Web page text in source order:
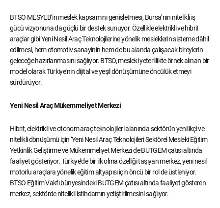
BTSO MESYEB’in meslek kapsamını genişletmesi, Bursa’nın nitelikli iş
gücü vizyonuna da güçlü bir destek sunuyor. Özellikle elektrikli ve hibrit
araçlar gibi Yeni Nesil Araç Teknolojilerine yönelik mesleklerin sisteme dâhil
edilmesi, hem otomotiv sanayinin hem de bu alanda çalışacak bireylerin
geleceğe hazırlanmasını sağlıyor. BTSO, mesleki yeterlilikte örnek alınan bir
model olarak Türkiye’nin dijital ve yeşil dönüşümüne öncülük etmeyi
sürdürüyor.
Yeni Nesil Araç Mükemmeliyet Merkezi
Hibrit, elektrikli ve otonom araç teknolojileri alanında sektörün yenilikçi ve
nitelikli dönüşümü için ‘Yeni Nesil Araç Teknolojileri Sektörel Mesleki Eğitim
Yetkinlik Geliştirme ve Mükemmeliyet Merkezi de BUTGEM çatısı altında
faaliyet gösteriyor. Türkiye’de bir ilk olma özelliği taşıyan merkez, yeni nesil
motorlu araçlara yönelik eğitim altyapısı için öncü bir rol de üstleniyor.
BTSO Eğitim Vakfı bünyesindeki BUTGEM çatısı altında faaliyet gösteren
merkez, sektörde nitelikli istihdamın yetiştirilmesini sağlıyor.